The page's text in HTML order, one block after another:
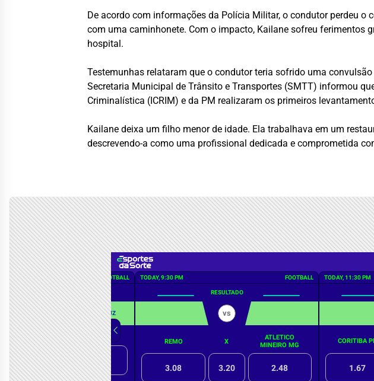
De acordo com informações da Polícia Militar, o condutor perdeu
com uma caminhonete. Com o impacto, Kailane sofreu ferimentos
hospital.
Testemunhas relataram que o condutor teria sofrido uma
Secretaria Municipal de Trânsito e Transportes (SMTT) informou
Criminalística (ICRIM) e da PM realizaram os primeiros
Kailane deixa um filho menor de idade. Ela trabalhava em um
descrevendo-a como uma profissional dedicada e comprometida